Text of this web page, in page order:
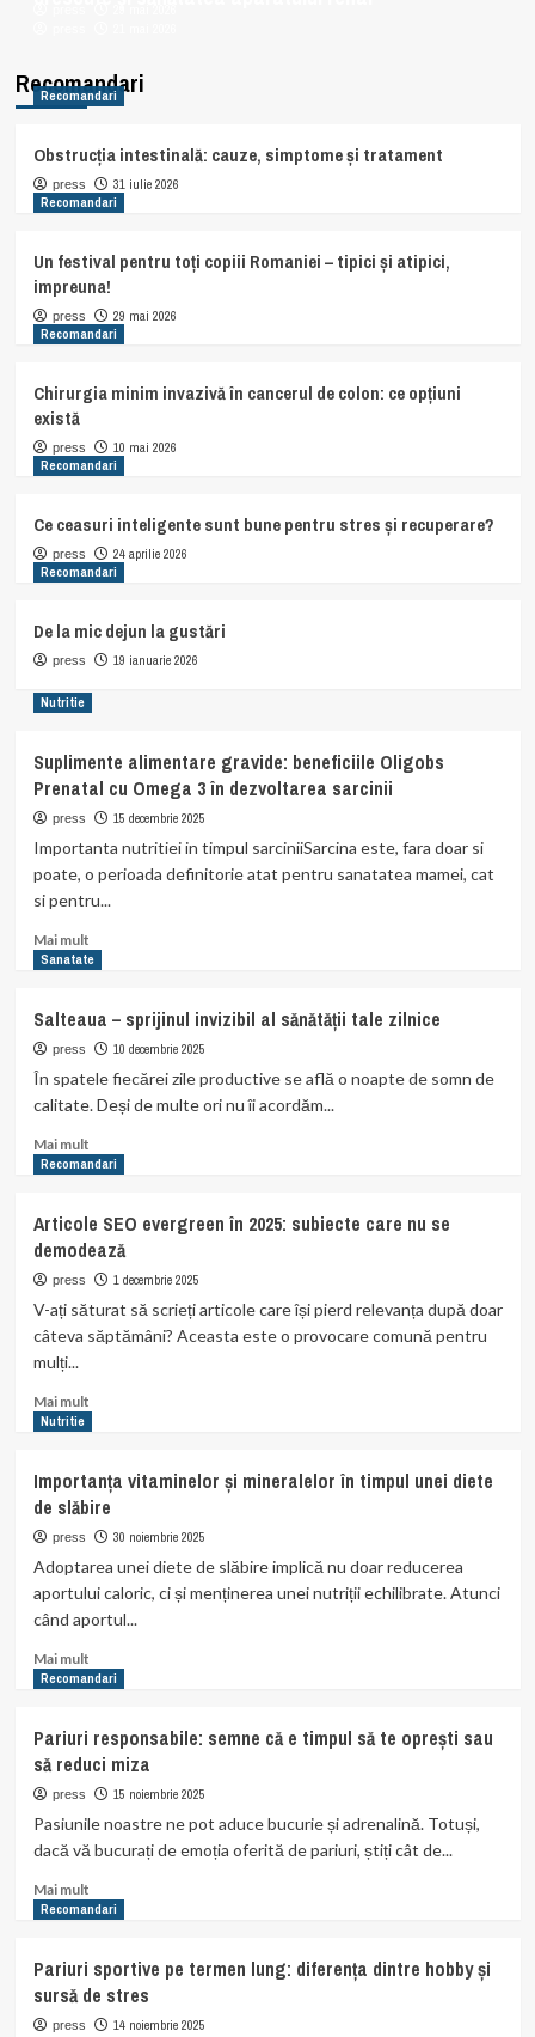
Recomandari
Recomandari
Obstrucția intestinală: cauze, simptome și tratament
press
31 iulie 2026
Recomandari
Un festival pentru toți copiii Romaniei – tipici și atipici,
impreuna!
press
29 mai 2026
Recomandari
Chirurgia minim invazivă în cancerul de colon: ce opțiuni
există
press
10 mai 2026
Recomandari
Ce ceasuri inteligente sunt bune pentru stres și recuperare?
press
24 aprilie 2026
Recomandari
De la mic dejun la gustări
press 19 ianuarie 2026
Nutritie
Suplimente alimentare gravide: beneficiile Oligobs
Prenatal cu Omega 3 în dezvoltarea sarcinii
press 15 decembrie 2025
Importanta nutritiei in timpul sarciniiSarcina este, fara doar si
poate, o perioada definitorie atat pentru sanatatea mamei, cat
si pentru...
Mai multRead
more
alimentare
gravide:
beneficiile
Oligobs
Prenatal
cu
Omega
dezvoltarea
sarcinii
Sanatate
Salteaua – sprijinul invizibil al sănătății tale zilnice
press 10 decembrie 2025
În spatele fiecărei zile productive se află o noapte de somn de
calitate. Deși de multe ori nu îi acordăm...
Mai multRead
more
–
sprijinul
invizibil
tale
Recomandari
Articole SEO evergreen în 2025: subiecte care nu se
demodează
press 1 decembrie 2025
V-ați săturat să scrieți articole care își pierd relevanța după doar
câteva săptămâni? Aceasta este o provocare comună pentru
mulți...
Mai multRead
SEO
evergreen
în
care
nu
demodează
Nutritie
Importanța vitaminelor și mineralelor în timpul unei diete
de slăbire
press 30 noiembrie 2025
Adoptarea unei diete de slăbire implică nu doar reducerea
aportului caloric, ci și menținerea unei nutriții echilibrate. Atunci
când aportul...
Mai multRead
more
vitaminelor
și
mineralelor
în
unei
de
Recomandari
Pariuri responsabile: semne că e timpul să te oprești sau
să reduci miza
press 15 noiembrie 2025
Pasiunile noastre ne pot aduce bucurie și adrenalină. Totuși,
dacă vă bucurați de emoția oferită de pariuri, știți cât de...
Mai multRead
more
responsabile:
semne
că
Recomandari
Pariuri sportive pe termen lung: diferența dintre hobby și
sursă de stres
press 14 noiembrie 2025